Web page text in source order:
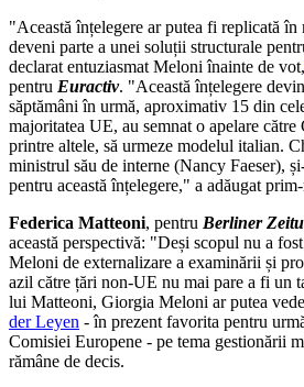
"Această înțelegere ar putea fi replicată în
deveni parte a unei soluții structurale
declarat entuziasmat Meloni înainte de vot,
pentru Euractiv. "Această înțelegere
săptămâni în urmă, aproximativ 15 din
majoritatea UE, au semnat o apelare
printre altele, să urmeze modelul italian.
ministrul său de interne (Nancy Faeser),
pentru această înțelegere," a adăugat
Federica Matteoni, pentru Berliner
această perspectivă: "Deși scopul nu a
Meloni de externalizare a examinării și
azil către țări non-UE nu mai pare a fi un
lui Matteoni, Giorgia Meloni ar putea
der Leyen - în prezent favorita pentru
Comisiei Europene - pe tema gestionării
rămâne de decis.